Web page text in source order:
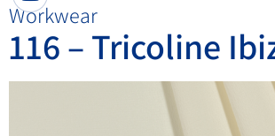
Workwear
116 – Tricoline